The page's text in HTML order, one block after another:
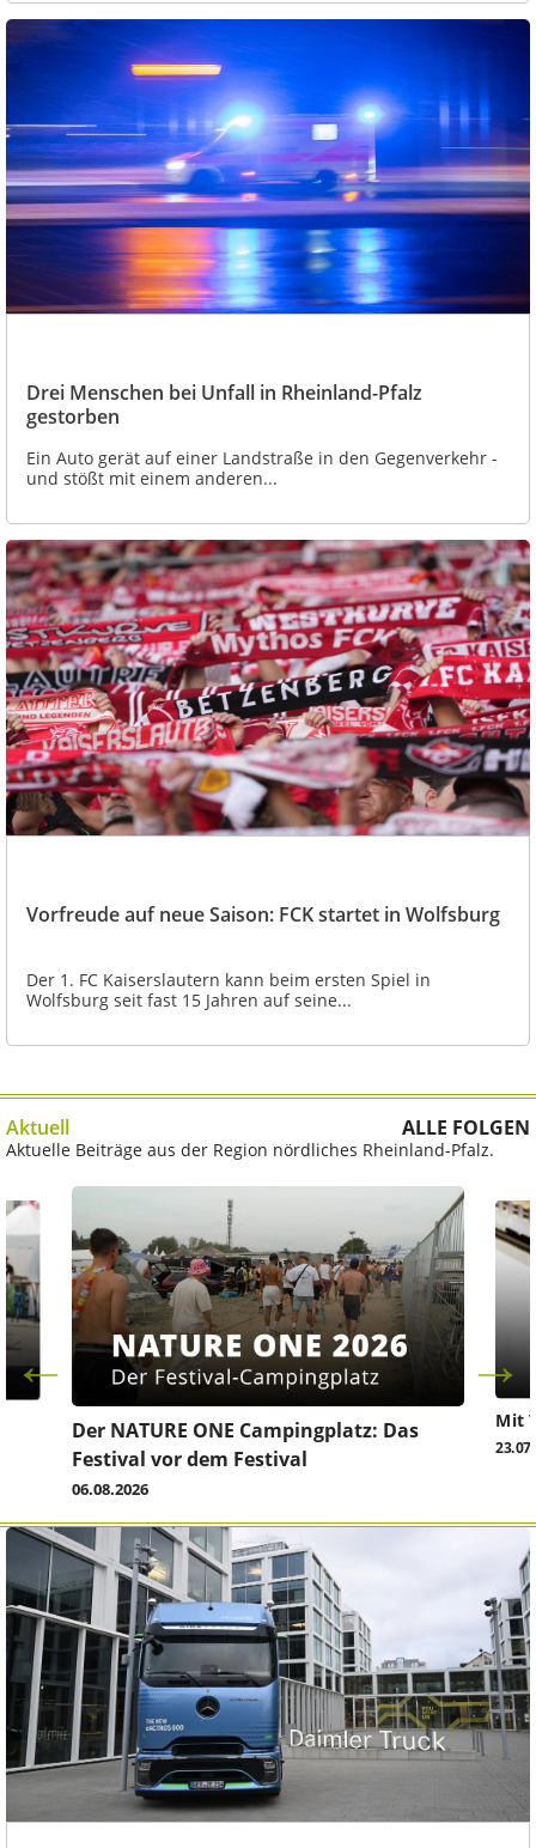
Drei Menschen bei Unfall in Rheinland-Pfalz
gestorben
Ein Auto gerät auf einer Landstraße in den Gegenverkehr -
und stößt mit einem anderen...
Vorfreude auf neue Saison: FCK startet in Wolfsburg
Der 1. FC Kaiserslautern kann beim ersten Spiel in
Wolfsburg seit fast 15 Jahren auf seine...
Aktuell ALLE FOLGEN
Aktuelle Beiträge aus der Region nördliches Rheinland-Pfalz.
Der NATURE ONE Campingplatz: Das
Festival vor dem Festival
06.08.2026
Mit